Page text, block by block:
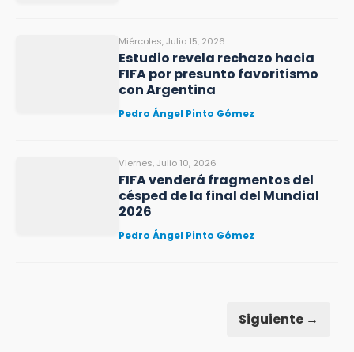
Miércoles, Julio 15, 2026
Estudio revela rechazo hacia
FIFA por presunto favoritismo
con Argentina
Pedro Ángel Pinto Gómez
Viernes, Julio 10, 2026
FIFA venderá fragmentos del
césped de la final del Mundial
2026
Pedro Ángel Pinto Gómez
Siguiente →